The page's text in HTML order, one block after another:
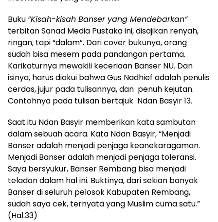
Buku “Kisah-kisah Banser yang Mendebarkan”
terbitan Sanad Media Pustaka ini, disajikan renyah,
ringan, tapi “dalam”. Dari cover bukunya, orang
sudah bisa mesem pada pandangan pertama.
Karikaturnya mewakili keceriaan Banser NU. Dan
isinya, harus diakui bahwa Gus Nadhief adalah penulis
cerdas, jujur pada tulisannya, dan penuh kejutan.
Contohnya pada tulisan bertajuk Ndan Basyir 13.
Saat itu Ndan Basyir memberikan kata sambutan
dalam sebuah acara. Kata Ndan Basyir, “Menjadi
Banser adalah menjadi penjaga keanekaragaman.
Menjadi Banser adalah menjadi penjaga toleransi.
Saya bersyukur, Banser Rembang bisa menjadi
teladan dalam hal ini. Buktinya, dari sekian banyak
Banser di seluruh pelosok Kabupaten Rembang,
sudah saya cek, ternyata yang Muslim cuma satu.”
(Hal.33)